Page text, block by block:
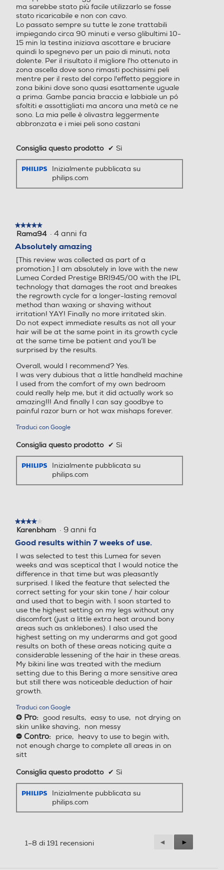
ma sarebbe stato più facile utilizzarlo se fosse
stato ricaricabile e non con cavo.
Lo passato sempre su tutte le zone trattabili
impiegando circa 90 minuti e verso glibultimi 10-
15 min la testina iniziava ascottare e bruciare
quindi lo spegnevo per un paio di minuti, nota
dolente. Per il risultato il migliore l'ho ottenuto in
zona ascella dove sono rimasti pochissimi peli
mentre per il resto del corpo l'effetto peggiore in
zona bikini dove sono quasi esattamente uguale
a prima. Gambe pancia braccia e labbiale un pó
sfoltiti e assottigliati ma ancora una metà ce ne
sono. La mia pelle è olivastra leggermente
abbronzata e i miei peli sono castani
Consiglia questo prodotto ✔ Sì
Inizialmente pubblicata su
philips.com
★★★★★
★★★★★
5
5
stelle.
Rama94 · 4 anni fa
Absolutely amazing
[This review was collected as part of a
promotion.] I am absolutely in love with the new
Lumea Corded Prestige BRI945/00 with the IPL
technology that damages the root and breakes
the regrowth cycle for a longer-lasting removal
method than waxing or shaving without
irritation! YAY! Finally no more irritated skin.
Do not expect immediate results as not all your
hair will be at the same point in its growth cycle
at the same time be patient and you’ll be
surprised by the results.
Overall, would I recommend? Yes.
I was very dubious that a little handheld machine
I used from the comfort of my own bedroom
could really help me, but it did actually work so
amazing!!! And finally I can say goodbye to
painful razor burn or hot wax mishaps forever.
Traduci con Google
Consiglia questo prodotto ✔ Sì
Inizialmente pubblicata su
philips.com
★★★★★
★★★★★
4
5
stelle.
Karenbham · 9 anni fa
Good results within 7 weeks of use.
I was selected to test this Lumea for seven
weeks and was sceptical that I would notice the
difference in that time but was pleasantly
surprised. I liked the feature that selected the
correct setting for your skin tone / hair colour
and used that to begin with. I soon started to
use the highest setting on my legs without any
discomfort (just a little extra heat around bony
areas such as anklebones). I also used the
highest setting on my underarms and got good
results on both of these areas noticing quite a
considerable lessening of the hair in these areas.
My bikini line was treated with the medium
setting due to this Bering a more sensitive area
but still there was noticeable deduction of hair
growth.
Traduci con Google
+ Pro: good results, easy to use, not drying on
skin unlike shaving, non messy
- Contro: price, heavy to use to begin with,
not enough charge to complete all areas in on
sitt
Consiglia questo prodotto ✔ Sì
Inizialmente pubblicata su
philips.com
1–8 di 191 recensioni
Precedente
Reviews
◄
Successiva
Reviews
►